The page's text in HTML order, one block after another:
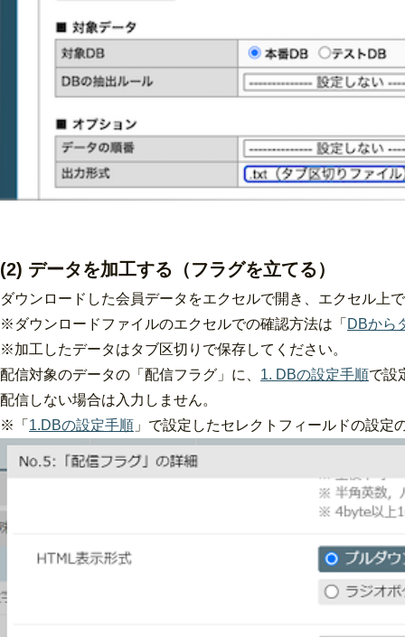
(2) データを加工する（フラグを立てる）
ダウンロードした会員データをエクセルで開き、エクセル上
※ダウンロードファイルのエクセルでの確認方法は「 DBから
※加工したデータはタブ区切りで保存してください。
配信対象のデータの「配信フラグ」に、 1. DBの設定手順で設
配信しない場合は入力しません。
※「 1.DBの設定手順 」で設定したセレクトフィールドの設定